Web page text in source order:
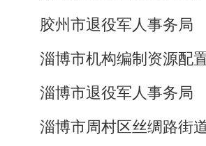
胶州市退役军人事务局
淄博市机构编制资源配
淄博市退役军人事务局
淄博市周村区丝绸路街